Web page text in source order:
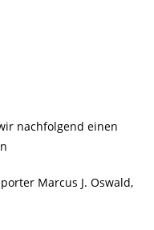
nachfolgend einen
Marcus J. Oswald,